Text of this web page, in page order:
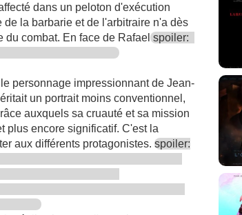
dans un peloton d'exécution
la barbarie et de l'arbitraire n'a dès
combat. En face de Rafael spoiler:
personnage impressionnant de Jean-
un portrait moins conventionnel,
auxquels sa cruauté et sa mission
plus encore significatif. C'est la
aux différents protagonistes. spoiler: